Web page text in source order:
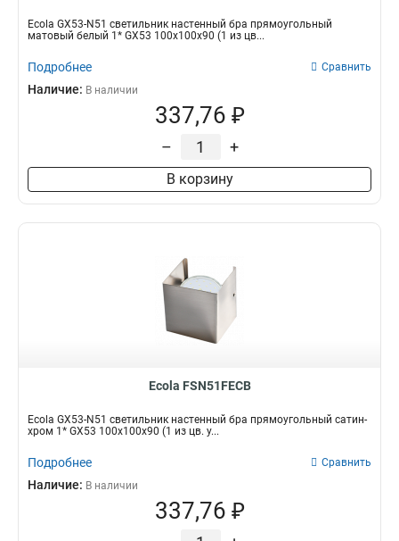
Ecola GX53-N51 светильник настенный бра прямоугольный
матовый белый 1* GX53 100х100х90 (1 из цв...
Подробнее Сравнить
Наличие: В наличии
337,76 ₽
– +
В корзину
Ecola FSN51FECB
Ecola GX53-N51 светильник настенный бра прямоугольный сатин-
хром 1* GX53 100х100х90 (1 из цв. у...
Подробнее Сравнить
Наличие: В наличии
337,76 ₽